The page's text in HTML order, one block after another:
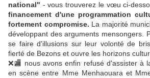
national" - vous trouverez le vœu ci-
financement d'une programmation
fortement compromise. La majorité
développant des arguments mensongers.
se faire d'illusions sur leur volonté de
fierté de Bezons et ouvre les horizons
❌🏬 nous avons enfin refusé d'assister à
en scène entre Mme Menhaouara et